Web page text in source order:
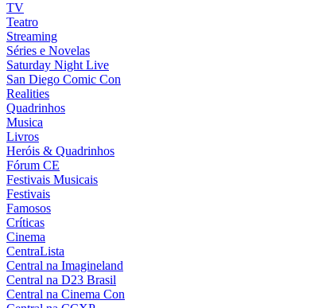
TV
Teatro
Streaming
Séries e Novelas
Saturday Night Live
San Diego Comic Con
Realities
Quadrinhos
Musica
Livros
Heróis & Quadrinhos
Fórum CE
Festivais Musicais
Festivais
Famosos
Críticas
Cinema
CentraLista
Central na Imagineland
Central na D23 Brasil
Central na Cinema Con